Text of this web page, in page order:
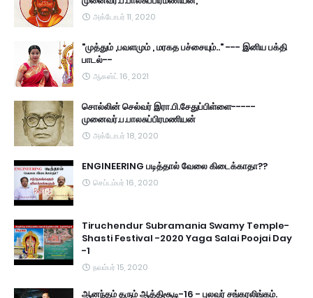
அக்டோபர் 11, 2020
"முத்தும் ,பவளமும் , மரகத பச்சையும்.." --- இனிய பக்தி
பாடல்--
ஆகஸ்ட் 16, 2021
சொல்லின் செல்வர் இரா.பி.சேதுப்பிள்ளை-----
முனைவர்.ப.பாலசுப்பிரமணியன்
அக்டோபர் 18, 2020
ENGINEERING படித்தால் வேலை கிடைக்காதா??
செப்டம்பர் 16, 2020
Tiruchendur Subramania Swamy Temple-
Shasti Festival -2020 Yaga Salai Poojai Day
-1
நவம்பர் 15, 2020
ஆனந்தம் தரும் ஆத்திசூடி-16 - புலவர் சங்கரலிங்கம்.